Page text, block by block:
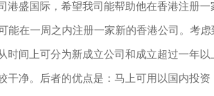
盛国际，希望我司能帮助他在香港注册一
能在一周之内注册一家新的香港公司。考
时间上可分为新成立公司和成立超过一年
干净。后者的优点是：马上可用以国内投